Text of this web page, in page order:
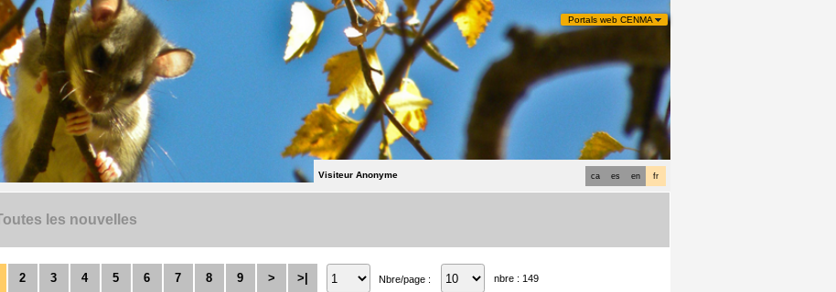
Portals web CENMA
fr
en
es
ca
Visiteur Anonyme
les nouvelles
2 3 4 5 6 7 8 9 > >| Nbre/page : nbre : 149